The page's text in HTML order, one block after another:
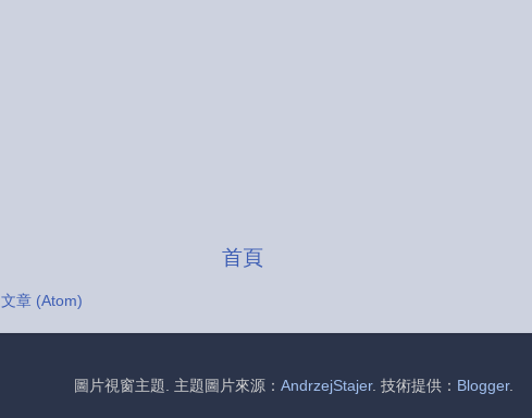
首頁
文章 (Atom)
圖片視窗主題. 主題圖片來源： AndrzejStajer. 技術提供： Blogger.